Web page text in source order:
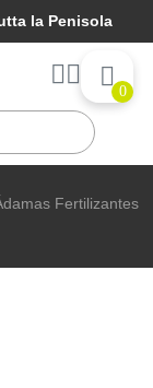
la Penisola
0
Fertilizantes